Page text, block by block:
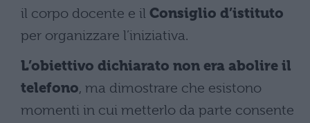
il corpo docente e il Consiglio d’istituto
per organizzare l’iniziativa.
L’obiettivo dichiarato non era abolire il
telefono, ma dimostrare che esistono
momenti in cui metterlo da parte consente